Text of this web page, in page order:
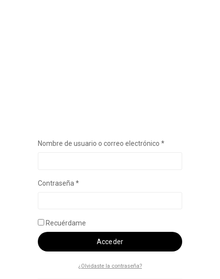
Nombre de usuario o correo electrónico *Obligatorio
Contraseña*Obligatorio
Recuérdame
Acceder
¿Olvidaste la contraseña?